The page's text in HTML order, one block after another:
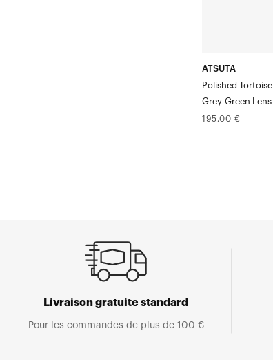
ATSUTA
Polished Tortoise
Grey-Green Lens
Prix
195,00 €
Livraison gratuite standard
Pour les commandes de plus de 100 €